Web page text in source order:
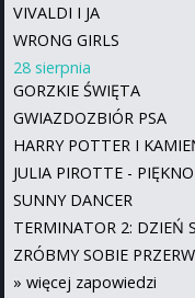
VIVALDI I JA
WRONG GIRLS
28 sierpnia
GORZKIE ŚWIĘTA
GWIAZDOZBIÓR PSA
HARRY POTTER I
JULIA PIROTTE -
SUNNY DANCER
TERMINATOR 2: DZIEŃ
ZRÓBMY SOBIE
» więcej zapowiedzi